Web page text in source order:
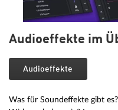
Audioeffekte im
Audioeffekte
Was für Soundeffekte gibt